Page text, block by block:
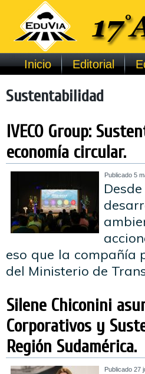
Inicio Editorial
Sustentabilidad
IVECO Group:
economía circular.
Publicado 5
eso que la compañía
del Ministerio de
Silene Chiconini
Corporativos y
Región Sudamérica.
Publicado 27